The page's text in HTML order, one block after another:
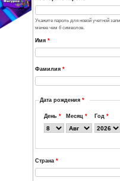
Подтвердить e-
Пароль*
Повторите